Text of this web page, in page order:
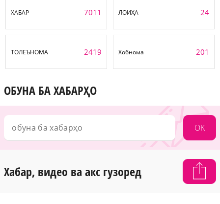
ХАБАР 7011 ЛОИҲА 24
ТОЛЕЪНОМА 2419 Хобнома 201
ОБУНА БА ХАБАРҲО
OK
Хабар, видео ва акс гузоред